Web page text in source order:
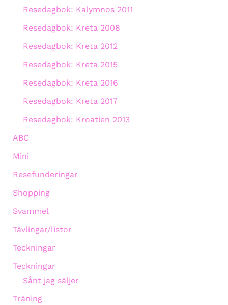
Resedagbok: Kalymnos 2011
Resedagbok: Kreta 2008
Resedagbok: Kreta 2012
Resedagbok: Kreta 2015
Resedagbok: Kreta 2016
Resedagbok: Kreta 2017
Resedagbok: Kroatien 2013
ABC
Mini
Resefunderingar
Shopping
Svammel
Tävlingar/listor
Teckningar
Teckningar
Sånt jag säljer
Träning